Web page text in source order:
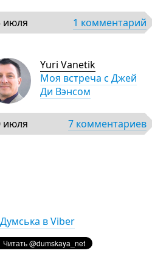
июля 1 комментарий
Yuri Vanetik
Моя встреча с Джей
Ди Вэнсом
июля 7 комментариев
Думська в Viber